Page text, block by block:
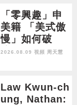
「零興趣」申
美籍 「美式傲
慢」如何破
防？
2026.08.09 視頻 周天慧
Law Kwun-ch
ung, Nathan: